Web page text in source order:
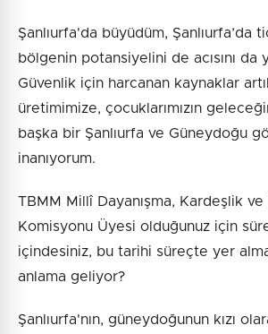
Şanlıurfa'da büyüdüm, Şanlıurfa’da
bölgenin potansiyelini de acısını da
Güvenlik için harcanan kaynaklar
üretimimize, çocuklarımızın
başka bir Şanlıurfa ve Güneydoğu
inanıyorum.
TBMM Millî Dayanışma, Kardeşlik
Komisyonu Üyesi olduğunuz için
içindesiniz, bu tarihi süreçte yer
anlama geliyor?
Şanlıurfa'nın, güneydoğunun kızı